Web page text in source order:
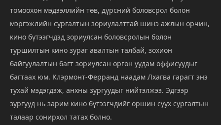
томоохон мэдээллийн төв, дүрсний боловсрол болон
мэргэжлийн сургалтын зориулалттай шинэ ажлын орчин,
кино бүтээгчдэд зориулсан боловсролын болон
туршилтын кино зураг авалтын талбай, зохион
байгуулалтын багт зориулсан өргөн уудам оффисуудыг
багтаах юм. Клэрмонт-Ферранд наадам Лхагва гарагт энэ
тухай мэдэгдэж, анхны зургуудыг нийтэлжээ. Эдгээр
зургууд нь зарим кино бүтээгчдийг оршин суух сургалтын
талаар сонирхол татах болно.